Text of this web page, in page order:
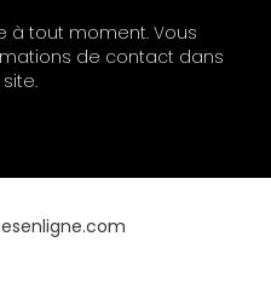
à tout moment. Vous
de contact dans